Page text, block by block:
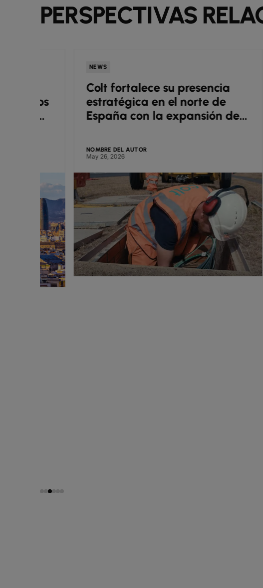
PERSPECTIVAS
Colt fortalece su presencia
estratégica en el norte de
España con la expansión de
NOMBRE DEL AUTOR
May 26, 2026